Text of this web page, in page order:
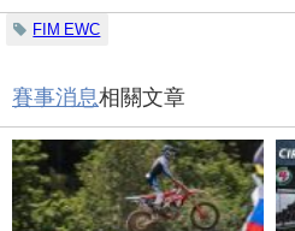
FIM EWC
賽事消息相關文章